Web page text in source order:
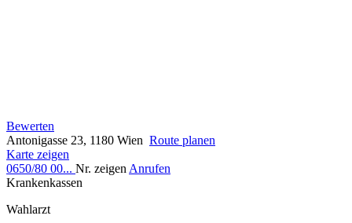
Bewerten
Antonigasse 23, 1180 Wien Route planen
Karte zeigen
0650/80 00... Nr. zeigen Anrufen
Krankenkassen
Wahlarzt